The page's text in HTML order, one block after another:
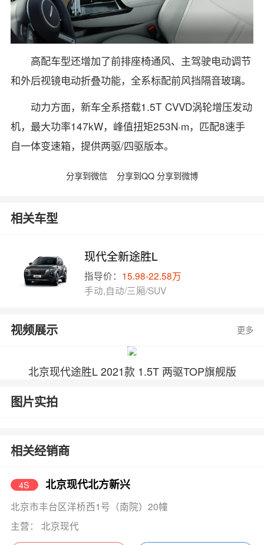
高配车型还增加了前排座椅通风、主驾驶电动调节
和外后视镜电动折叠功能，全系标配前风挡隔音玻璃。
动力方面，新车全系搭载1.5T CVVD涡轮增压发动
机，最大功率147kW，峰值扭矩253N·m，匹配8速手
自一体变速箱，提供两驱/四驱版本。
分享到微信 分享到QQ 分享到微博
相关车型
现代全新途胜L
指导价： 15.98-22.58万
手动,自动/三厢/SUV
视频展示 更多
北京现代途胜L 2021款 1.5T 两驱TOP旗舰版
图片实拍
相关经销商
4S 北京现代北方新兴
北京市丰台区洋桥西1号（南院）20幢
主营： 北京现代